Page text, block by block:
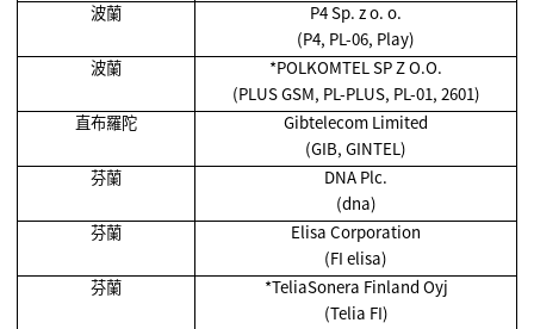
波蘭
P4 Sp. z o. o.
(P4, PL-06, Play)
波蘭
*POLKOMTEL SP Z O.O.
(PLUS GSM, PL-PLUS, PL-01, 2601)
直布羅陀
Gibtelecom Limited
(GIB, GINTEL)
芬蘭
DNA Plc.
(dna)
芬蘭
Elisa Corporation
(FI elisa)
芬蘭
*TeliaSonera Finland Oyj
(Telia FI)